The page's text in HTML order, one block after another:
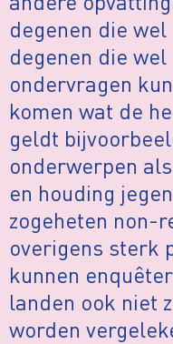
degenen die
degenen die
ondervragen
komen wat de
geldt
onderwerpen
en houding
zogeheten non-
overigens sterk
kunnen
landen ook niet
worden